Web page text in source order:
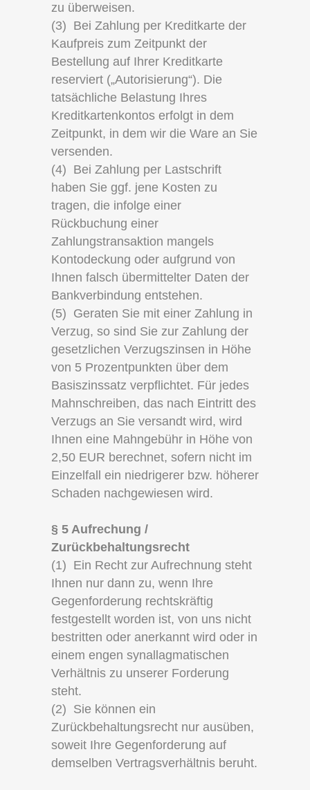
zu überweisen.
(3) Bei Zahlung per Kreditkarte der
Kaufpreis zum Zeitpunkt der
Bestellung auf Ihrer Kreditkarte
reserviert („Autorisierung“). Die
tatsächliche Belastung Ihres
Kreditkartenkontos erfolgt in dem
Zeitpunkt, in dem wir die Ware an Sie
versenden.
(4) Bei Zahlung per Lastschrift
haben Sie ggf. jene Kosten zu
tragen, die infolge einer
Rückbuchung einer
Zahlungstransaktion mangels
Kontodeckung oder aufgrund von
Ihnen falsch übermittelter Daten der
Bankverbindung entstehen.
(5) Geraten Sie mit einer Zahlung in
Verzug, so sind Sie zur Zahlung der
gesetzlichen Verzugszinsen in Höhe
von 5 Prozentpunkten über dem
Basiszinssatz verpflichtet. Für jedes
Mahnschreiben, das nach Eintritt des
Verzugs an Sie versandt wird, wird
Ihnen eine Mahngebühr in Höhe von
2,50 EUR berechnet, sofern nicht im
Einzelfall ein niedrigerer bzw. höherer
Schaden nachgewiesen wird.
§ 5 Aufrechung /
Zurückbehaltungsrecht
(1) Ein Recht zur Aufrechnung steht
Ihnen nur dann zu, wenn Ihre
Gegenforderung rechtskräftig
festgestellt worden ist, von uns nicht
bestritten oder anerkannt wird oder in
einem engen synallagmatischen
Verhältnis zu unserer Forderung
steht.
(2) Sie können ein
Zurückbehaltungsrecht nur ausüben,
soweit Ihre Gegenforderung auf
demselben Vertragsverhältnis beruht.